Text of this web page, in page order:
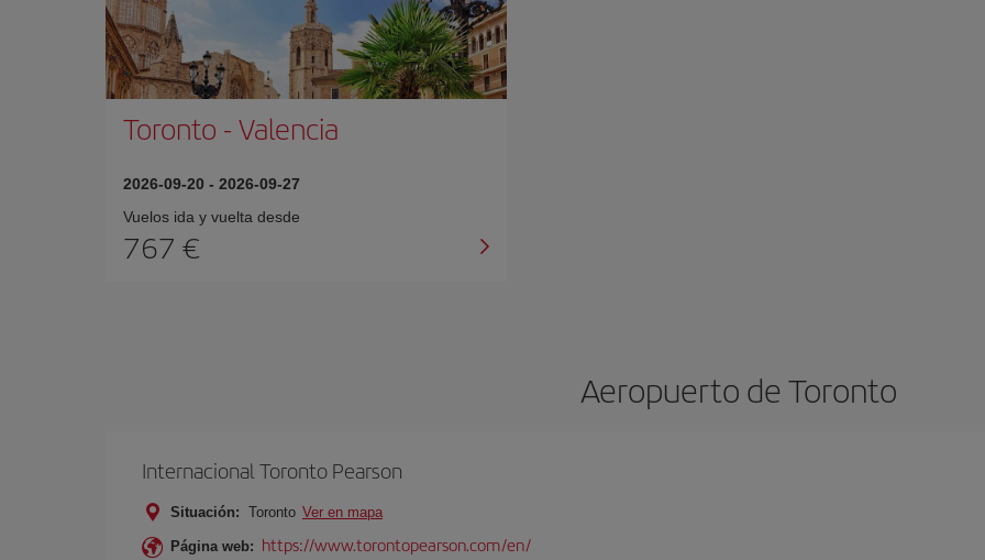
Toronto -Valencia
2026-09-20 - 2026-09-27
Vuelos ida y vuelta desde
767 €
Aeropuerto de Toronto
Internacional Toronto Pearson
Situación: Toronto Ver en mapa
Página web: https://www.torontopearson.com/en/